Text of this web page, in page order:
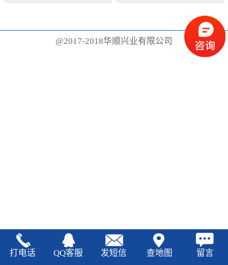
@2017-2018华顺兴业有限公司
打电话 QQ客服 发短信 查地图 留言